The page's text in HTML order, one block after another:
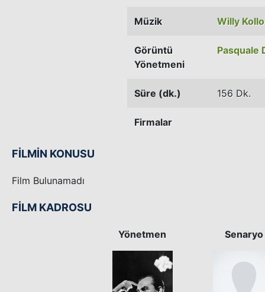
Müzik Willy Kollo
Görüntü
Yönetmeni
Pasquale
Süre (dk.) 156 Dk.
Firmalar
FİLMİN KONUSU
Film Bulunamadı
FİLM KADROSU
Yönetmen Senaryo